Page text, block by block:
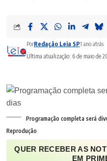
Última atualização: 6 de maio de
PorRedação Leia SP1 ano atrás
Programação completa será
Reprodução
QUER RECEBER AS
EM